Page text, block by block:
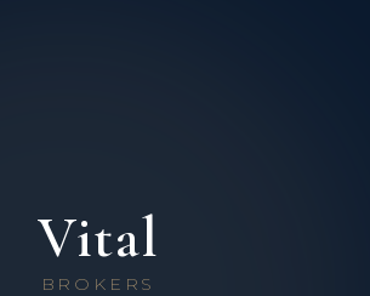
Vital
BROKERS